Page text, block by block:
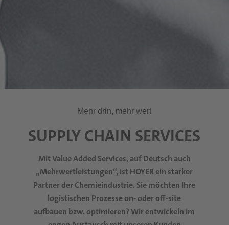
Mehr drin, mehr wert
SUPPLY CHAIN SERVICES
Mit Value Added Services, auf Deutsch auch
„Mehrwertleistungen“, ist HOYER ein starker
Partner der Chemieindustrie. Sie möchten Ihre
logistischen Prozesse on- oder off-site
aufbauen bzw. optimieren? Wir entwickeln im